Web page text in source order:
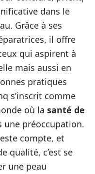
dans le
Grâce à ses
il offre
qui aspirent à
mais aussi en
pratiques
s’inscrit comme
où la santé de
une préoccupation.
compte, et
qualité, c’est se
une peau